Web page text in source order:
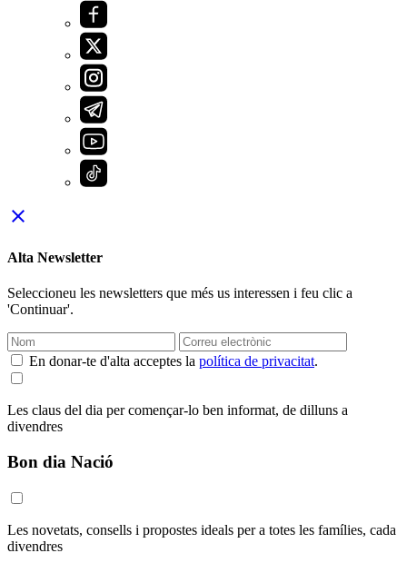
close
Alta Newsletter
Seleccioneu les newsletters que més us interessen i feu clic a
'Continuar'.
En donar-te d'alta acceptes la política de privacitat.
Les claus del dia per començar-lo ben informat, de dilluns a
divendres
Bon dia Nació
Les novetats, consells i propostes ideals per a totes les famílies, cada
divendres